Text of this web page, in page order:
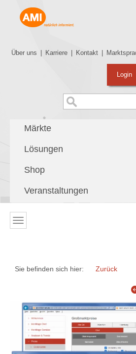
Über uns Karriere Kontakt
Login
Märkte
Lösungen
Shop
Veranstaltungen
Sie befinden sich hier: Zurück